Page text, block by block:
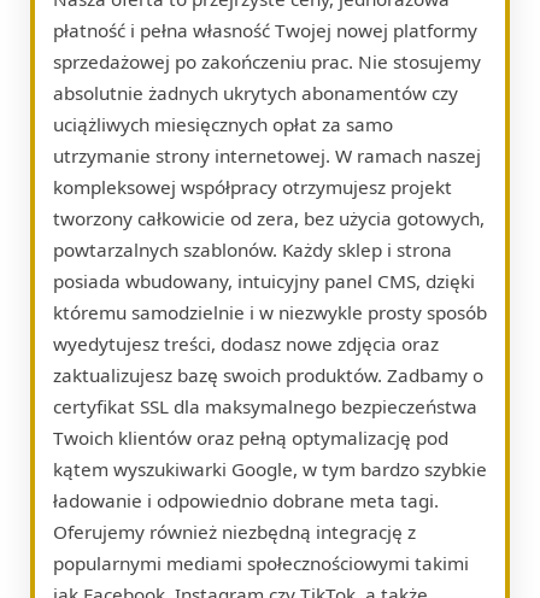
płatność i pełna własność Twojej nowej platformy
sprzedażowej po zakończeniu prac. Nie stosujemy
absolutnie żadnych ukrytych abonamentów czy
uciążliwych miesięcznych opłat za samo
utrzymanie strony internetowej. W ramach naszej
kompleksowej współpracy otrzymujesz projekt
tworzony całkowicie od zera, bez użycia gotowych,
powtarzalnych szablonów. Każdy sklep i strona
posiada wbudowany, intuicyjny panel CMS, dzięki
któremu samodzielnie i w niezwykle prosty sposób
wyedytujesz treści, dodasz nowe zdjęcia oraz
zaktualizujesz bazę swoich produktów. Zadbamy o
certyfikat SSL dla maksymalnego bezpieczeństwa
Twoich klientów oraz pełną optymalizację pod
kątem wyszukiwarki Google, w tym bardzo szybkie
ładowanie i odpowiednio dobrane meta tagi.
Oferujemy również niezbędną integrację z
popularnymi mediami społecznościowymi takimi